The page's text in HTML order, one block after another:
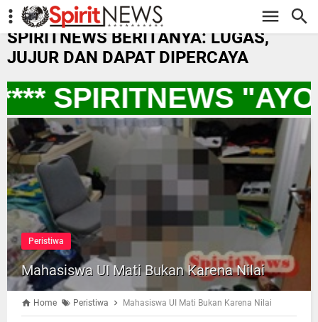
-->
SPIRITNEWS BERITANYA: LUGAS,
JUJUR DAN DAPAT DIPERCAYA
SPIRITNEWS "AYO
Peristiwa
Mahasiswa UI Mati Bukan Karena Nilai
Home Peristiwa Mahasiswa UI Mati Bukan Karena Nilai